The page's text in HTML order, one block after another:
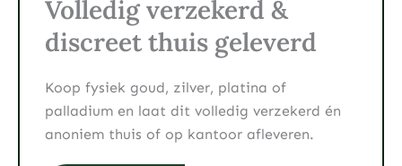
Volledig verzekerd &
discreet thuis geleverd
Koop fysiek goud, zilver, platina of
palladium en laat dit volledig verzekerd én
anoniem thuis of op kantoor afleveren.